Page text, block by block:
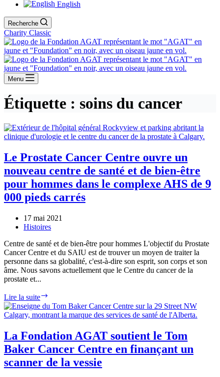
English
Recherche
Charity Classic
Menu
Étiquette : soins du cancer
Le Prostate Cancer Centre ouvre un
nouveau centre de santé et de bien-être
pour hommes dans le complexe AHS de 9
000 pieds carrés
17 mai 2021
Histoires
Centre de santé et de bien-être pour hommes L'objectif du Prostate
Cancer Centre et du SAIU est de trouver un moyen de traiter la
personne dans sa globalité, c'est-à-dire son esprit, son corps et son
âme. Nous savons actuellement que le Centre du cancer de la
prostate et...
Lire la suite
Prostate
Cancer
ouvre
un
nouveau
centre
de
La Fondation AGAT soutient le Tom
Baker Cancer Centre en finançant un
scanner de la vessie